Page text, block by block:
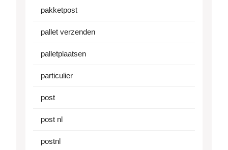
pakketpost
pallet verzenden
palletplaatsen
particulier
post
post nl
postnl